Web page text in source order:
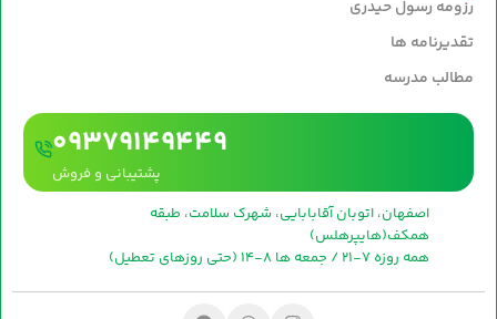
رزومه رسول حیدری
تقدیرنامه ها
مطالب مدرسه
09379149449
پشتیبانی و فروش
اصفهان، اتوبان آقابابایی، شهرک سلامت، طبقه
همکف(هایپرهلس)
همه روزه 7-21 / جمعه ها 8-14 (حتی روزهای تعطیل)